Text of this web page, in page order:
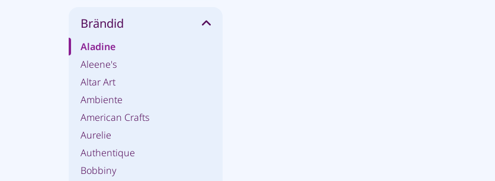
Brändid
Aladine
Aleene's
Altar Art
Ambiente
American Crafts
Aurelie
Authentique
Bobbiny